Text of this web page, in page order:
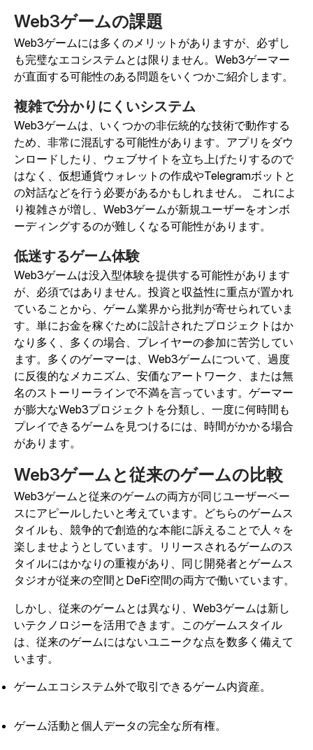
Web3ゲームの課題
Web3ゲームには多くのメリットがありますが、必ずし
も完璧なエコシステムとは限りません。Web3ゲーマー
が直面する可能性のある問題をいくつかご紹介します。
複雑で分かりにくいシステム
Web3ゲームは、いくつかの非伝統的な技術で動作する
ため、非常に混乱する可能性があります。アプリをダウ
ンロードしたり、ウェブサイトを立ち上げたりするので
はなく、仮想通貨ウォレットの作成やTelegramボットと
の対話などを行う必要があるかもしれません。
これによ
り複雑さが増し、Web3ゲームが新規ユーザーをオンボ
ーディングするのが難しくなる可能性があります。
低迷するゲーム体験
Web3ゲームは没入型体験を提供する可能性があります
が、必須ではありません。投資と収益性に重点が置かれ
ていることから、ゲーム業界から批判が寄せられていま
す。単にお金を稼ぐために設計されたプロジェクトはか
なり多く、多くの場合、プレイヤーの参加に苦労してい
ます。多くのゲーマーは、Web3ゲームについて、過度
に反復的なメカニズム、安価なアートワーク、または無
名のストーリーラインで不満を言っています。ゲーマー
が膨大なWeb3プロジェクトを分類し、一度に何時間も
プレイできるゲームを見つけるには、時間がかかる場合
があります。
Web3ゲームと従来のゲームの比較
Web3ゲームと従来のゲームの両方が同じユーザーベー
スにアピールしたいと考えています。どちらのゲームス
タイルも、競争的で創造的な本能に訴えることで人々を
楽しませようとしています。リリースされるゲームのス
タイルにはかなりの重複があり、同じ開発者とゲームス
タジオが従来の空間とDeFi空間の両方で働いています。
しかし、従来のゲームとは異なり、Web3ゲームは新し
いテクノロジーを活用できます。このゲームスタイル
は、従来のゲームにはないユニークな点を数多く備えて
います。
ゲームエコシステム外で取引できるゲーム内資産。
ゲーム活動と個人データの完全な所有権。